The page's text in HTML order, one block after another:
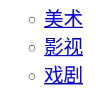
美术
影视
戏剧